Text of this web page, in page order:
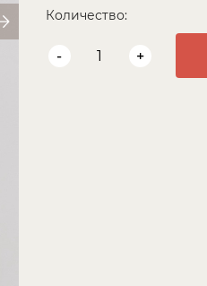
Количество:
- +